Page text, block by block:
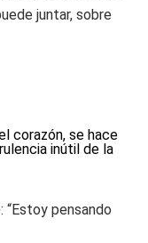
juntar, sobre
corazón, se hace
inútil de la
“Estoy pensando